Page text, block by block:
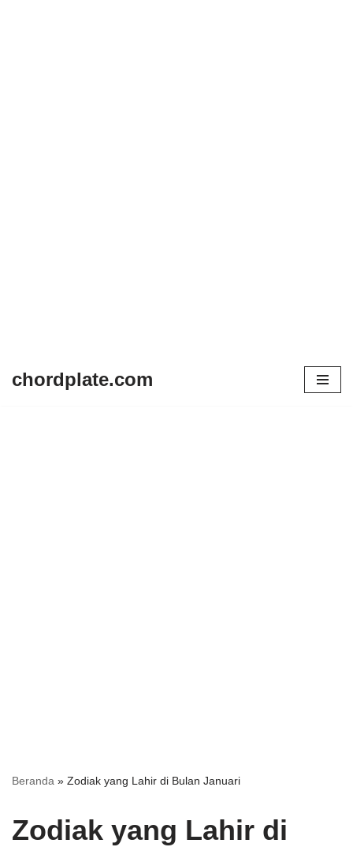
chordplate.com
Beranda » Zodiak yang Lahir di Bulan Januari
Zodiak yang Lahir di